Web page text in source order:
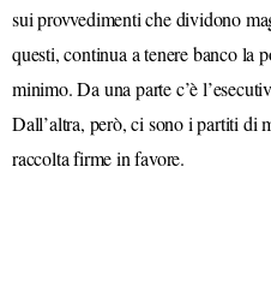
sui provvedimenti che dividono
questi, continua a tenere banco la
minimo. Da una parte c’è
Dall’altra, però, ci sono i partiti di
raccolta firme in favore.